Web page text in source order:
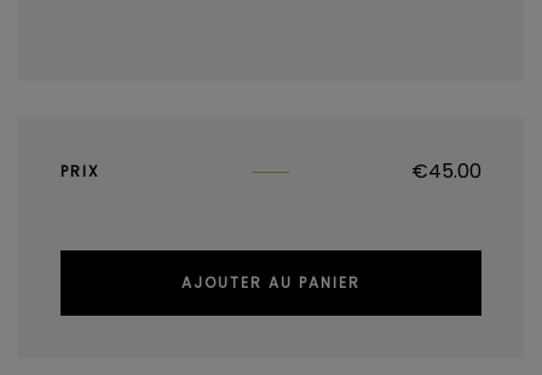
PRIX €45.00
AJOUTER AU PANIER